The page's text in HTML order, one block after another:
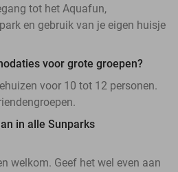
tot het Aquafun,
en gebruik van je eigen huisje
voor grote groepen?
voor 10 tot 12 personen.
in alle Sunparks
welkom. Geef het wel even aan